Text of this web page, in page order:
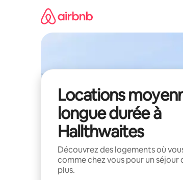
Locations
longue durée à
Hallthwaites
Découvrez des logements où
comme chez vous pour un séjour
plus.